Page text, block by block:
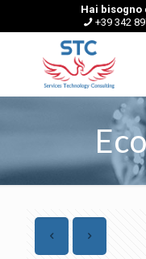
Hai bisogno
+39 342